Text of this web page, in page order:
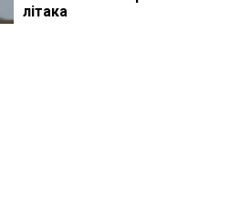
літака